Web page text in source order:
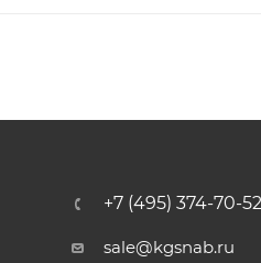
+7 (495) 374-70-52
sale@kgsnab.ru